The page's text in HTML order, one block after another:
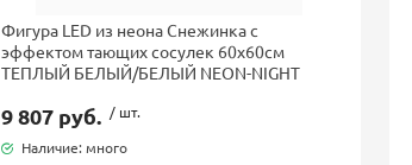
Фигура LED из неона Снежинка с
эффектом тающих сосулек 60x60см
ТЕПЛЫЙ БЕЛЫЙ/БЕЛЫЙ NEON-NIGHT
9 807 руб. / шт.
Наличие: много